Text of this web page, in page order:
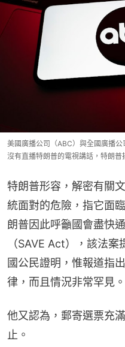
美國廣播公司（ABC）與全國廣播
沒有直播特朗普的電視講話，特朗普
特朗普形容，解密有關
統面對的危險，指它面
朗普因此呼籲國會盡快
（SAVE Act），該法
國公民證明，惟報道指
律，而且情況非常罕見。
他又認為，郵寄選票充
止。